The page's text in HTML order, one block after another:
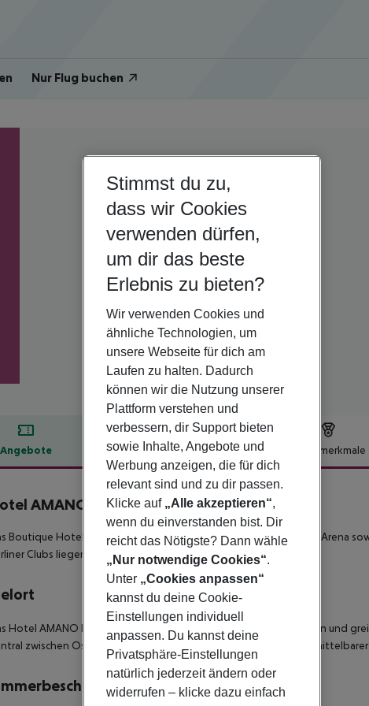
Nur Flug buchen
Angebote Hotelbeschreibung Hotelmerkmale
AMANO East Side
4
Boutique Hotel Amano East Side liegt in Friedrichshain. Die Uber Arena
Clubs liegen in der Nähe.
Hotel AMANO East Side steht für ein subtiles, innovatives Design und
zwischen Ostbahnhof und East Side Gallery gelegen - in unmittelbarer
Stimmst du zu,
dass wir Cookies
verwenden dürfen,
um dir das beste
Erlebnis zu bieten?
Wir verwenden Cookies und
ähnliche Technologien, um
unsere Webseite für dich am
Laufen zu halten. Dadurch
können wir die Nutzung unserer
Plattform verstehen und
verbessern, dir Support bieten
sowie Inhalte, Angebote und
Werbung anzeigen, die für dich
relevant sind und zu dir passen.
Klicke auf „Alle akzeptieren“,
wenn du einverstanden bist. Dir
reicht das Nötigste? Dann wähle
„Nur notwendige Cookies“.
Unter „Cookies anpassen“
kannst du deine Cookie-
Einstellungen individuell
anpassen. Du kannst deine
Privatsphäre-Einstellungen
natürlich jederzeit ändern oder
widerrufen – klicke dazu einfach